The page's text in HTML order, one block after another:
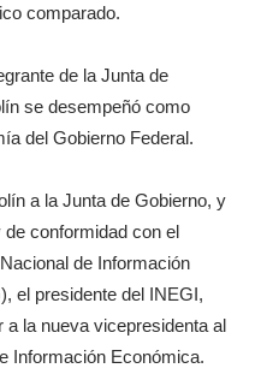
comparado.
de la Junta de
se desempeñó como
del Gobierno Federal.
a la Junta de Gobierno, y
conformidad con el
de Información
el presidente del INEGI,
a la nueva vicepresidenta al
Información Económica.